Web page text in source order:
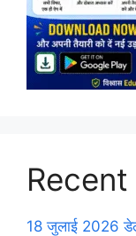
18 जुलाई 2026